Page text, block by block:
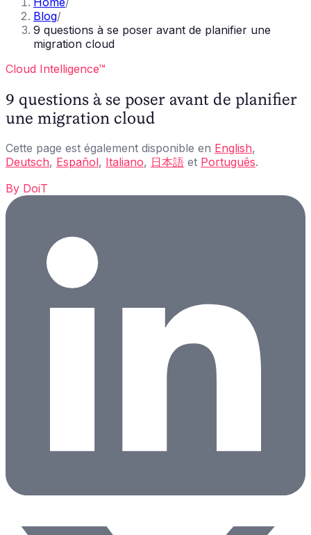
Blog/
9 questions à se poser avant de planifier une
migration cloud
Cloud Intelligence™
9 questions à se poser avant de planifier
une migration cloud
Cette page est également disponible en English,
Deutsch, Español, Italiano, 日本語 et Português.
By DoiT